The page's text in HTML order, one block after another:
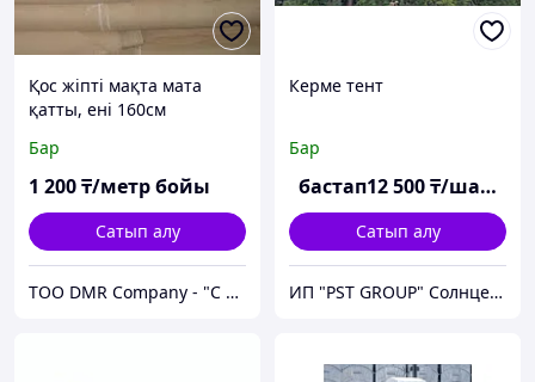
Қос жіпті мақта мата
қатты, ені 160см
Бар
1 200₸/метр бойы
Сатып алу
ТОО DMR Company - "С НАМИ НАДЕЖНО" город Алматы
Керме тент
Бар
бастап12 500₸/шаршы м
Сатып алу
ИП "PST GROUP" Солнцезащитные Системы